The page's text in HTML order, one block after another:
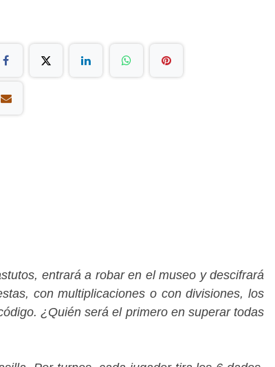
entrará a robar en el museo y descifrará
con multiplicaciones o con divisiones, los
¿Quién será el primero en superar todas